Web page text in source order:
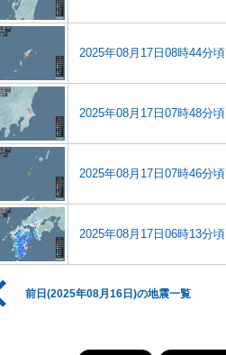
2025年08月17日08時44分頃
2025年08月17日07時48分頃
2025年08月17日07時46分頃
2025年08月17日06時13分頃
前日(2025年08月16日)の地震一覧